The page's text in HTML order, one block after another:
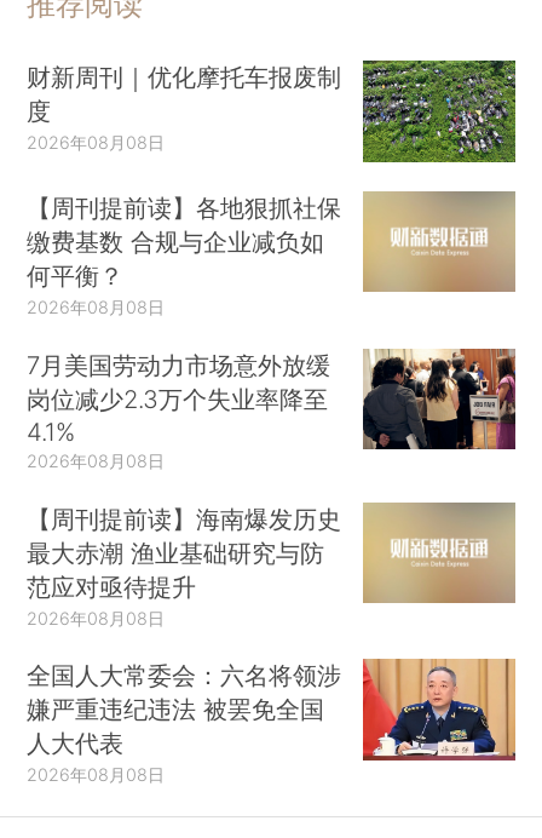
财新周刊｜优化摩托车报废制
度
2026年08月08日
【周刊提前读】各地狠抓社保
缴费基数 合规与企业减负如
何平衡？
2026年08月08日
7月美国劳动力市场意外放缓
岗位减少2.3万个失业率降至
4.1%
2026年08月08日
【周刊提前读】海南爆发历史
最大赤潮 渔业基础研究与防
范应对亟待提升
2026年08月08日
全国人大常委会：六名将领涉
嫌严重违纪违法 被罢免全国
人大代表
2026年08月08日